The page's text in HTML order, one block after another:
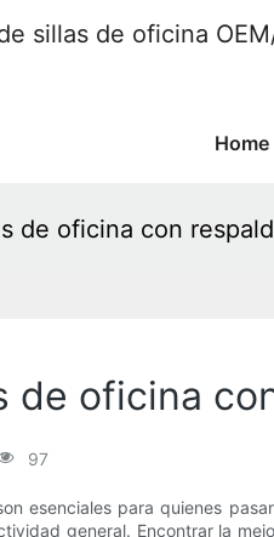
sillas de oficina
Home
de oficina con
de oficina
97
esenciales para quienes
general. Encontrar la